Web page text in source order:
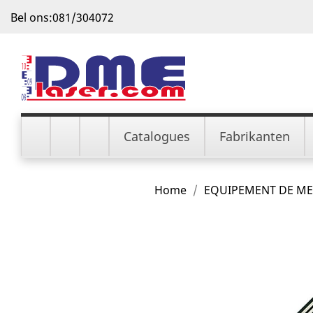
Bel ons:081/304072
Catalogues Fabrikanten
Home EQUIPEMENT DE